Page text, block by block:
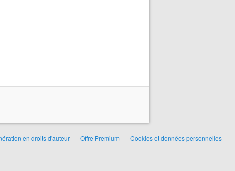
en droits d'auteur Offre Premium
Cookies et données personnelles